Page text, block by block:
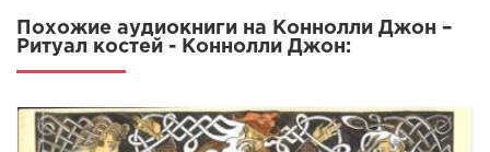
Похожие аудиокниги на Коннолли Джон –
Ритуал костей - Коннолли Джон: